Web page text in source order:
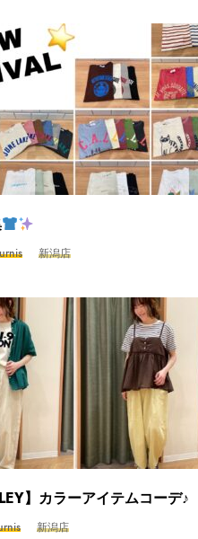
urnis 新潟店
】カラーアイテムコーデ♪
新潟店